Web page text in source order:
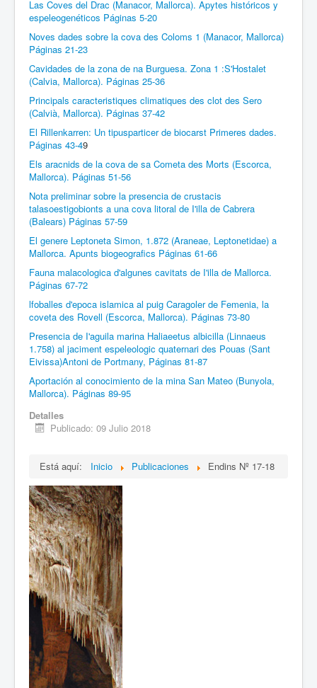
Las Coves del Drac (Manacor, Mallorca). Apytes históricos y
espeleogenéticos Páginas 5-20
Noves dades sobre la cova des Coloms 1 (Manacor, Mallorca)
Páginas 21-23
Cavidades de la zona de na Burguesa. Zona 1 :S'Hostalet
(Calvia, Mallorca). Páginas 25-36
Principals caracteristiques climatiques des clot des Sero
(Calvià, Mallorca). Páginas 37-42
El Rillenkarren: Un tipusparticer de biocarst Primeres dades.
Páginas 43-49
Els aracnids de la cova de sa Cometa des Morts (Escorca,
Mallorca). Páginas 51-56
Nota preliminar sobre la presencia de crustacis
talasoestigobionts a una cova litoral de I'illa de Cabrera
(Balears) Páginas 57-59
El genere Leptoneta Simon, 1.872 (Araneae, Leptonetidae) a
Mallorca. Apunts biogeografics Páginas 61-66
Fauna malacologica d'algunes cavitats de I'illa de Mallorca.
Páginas 67-72
lfoballes d'epoca islamica al puig Caragoler de Femenia, la
coveta des Rovell (Escorca, Mallorca). Páginas 73-80
Presencia de I'aguila marina Haliaeetus albicilla (Linnaeus
1.758) al jaciment espeleologic quaternari des Pouas (Sant
Eivissa)Antoni de Portmany, Páginas 81-87
Aportación al conocimiento de la mina San Mateo (Bunyola,
Mallorca). Páginas 89-95
Detalles
Publicado: 09 Julio 2018
Está aquí: Inicio Publicaciones Endins Nº 17-18